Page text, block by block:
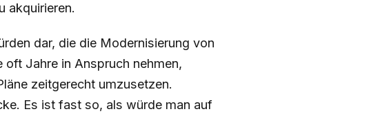
akquirieren.
dar, die die Modernisierung von
oft Jahre in Anspruch nehmen,
zeitgerecht umzusetzen.
Es ist fast so, als würde man auf